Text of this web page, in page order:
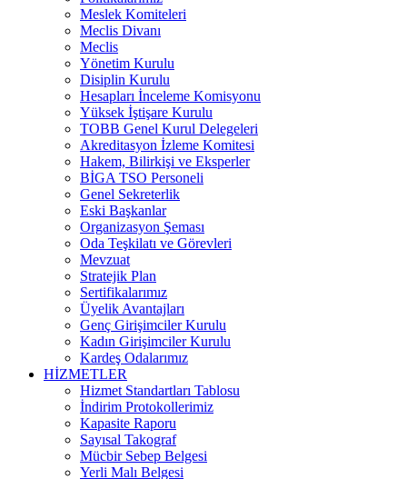
Meslek Komiteleri
Meclis Divanı
Meclis
Yönetim Kurulu
Disiplin Kurulu
Hesapları İnceleme Komisyonu
Yüksek İştişare Kurulu
TOBB Genel Kurul Delegeleri
Akreditasyon İzleme Komitesi
Hakem, Bilirkişi ve Eksperler
BİGA TSO Personeli
Genel Sekreterlik
Eski Başkanlar
Organizasyon Şeması
Oda Teşkilatı ve Görevleri
Mevzuat
Stratejik Plan
Sertifikalarımız
Üyelik Avantajları
Genç Girişimciler Kurulu
Kadın Girişimciler Kurulu
Kardeş Odalarımız
HİZMETLER
Hizmet Standartları Tablosu
İndirim Protokollerimiz
Kapasite Raporu
Sayısal Takograf
Mücbir Sebep Belgesi
Yerli Malı Belgesi